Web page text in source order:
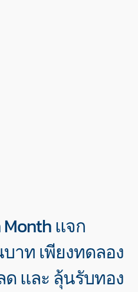
แจก
าท เพียงทดลอง
และ ลุ้นรับทอง